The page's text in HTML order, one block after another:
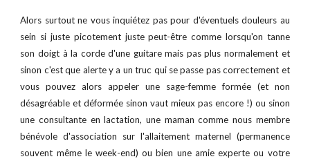
Alors surtout ne vous inquiétez pas pour d'éventuels douleurs au
sein si juste picotement juste peut-être comme lorsqu'on tanne
son doigt à la corde d'une guitare mais pas plus normalement et
sinon c'est que alerte y a un truc qui se passe pas correctement et
vous pouvez alors appeler une sage-femme formée (et non
désagréable et déformée sinon vaut mieux pas encore !) ou sinon
une consultante en lactation, une maman comme nous membre
bénévole d'association sur l'allaitement maternel (permanence
souvent même le week-end) ou bien une amie experte ou votre